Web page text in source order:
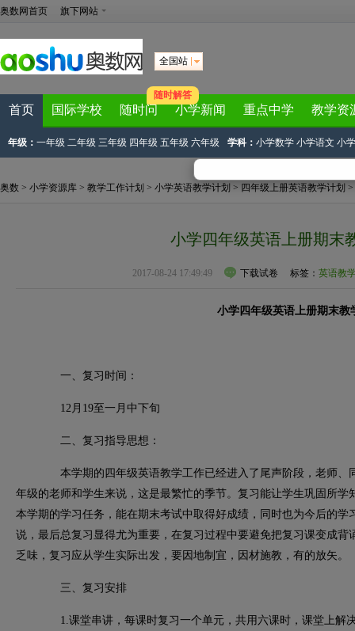
奥数网首页 旗下网站
全国站
首页 国际学校 随时问
随时解答
小学新闻 重点中学 教学资
年级： 一年级 二年级 三年级 四年级 五年级 六年级 学科： 小学数学 小学语文 小
奥数 > 小学资源库 > 教学工作计划 > 小学英语教学计划 > 四年级上册英语教学计划 >
小学四年级英语上册期末
2017-08-24 17:49:49 下载试卷 标签： 英语教
小学四年级英语上册期末教
一、复习时间：
12月19至一月中下旬
二、复习指导思想：
本学期的四年级英语教学工作已经进入了尾声阶段，老师、
年级的老师和学生来说，这是最繁忙的季节。复习能让学生巩固所
本学期的学习任务，能在期末考试中取得好成绩，同时也为今后的
说，最后总复习显得尤为重要，在复习过程中要避免把复习课变成
乏味，复习应从学生实际出发，要因地制宜，因材施教，有的放矢。
三、复习安排
1.课堂串讲，每课时复习一个单元，共用六课时，课堂上解